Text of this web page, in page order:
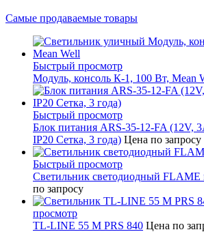
Самые продаваемые товары
Быстрый просмотр
Модуль, консоль К-1, 100 Вт, Mean
Быстрый просмотр
Блок питания ARS-35-12-FA (12V,
IP20 Сетка, 3 года) Цена по запросу
Быстрый просмотр
Светильник светодиодный FLAME
по запросу
просмотр
TL-LINE 55 M PRS 840 Цена по